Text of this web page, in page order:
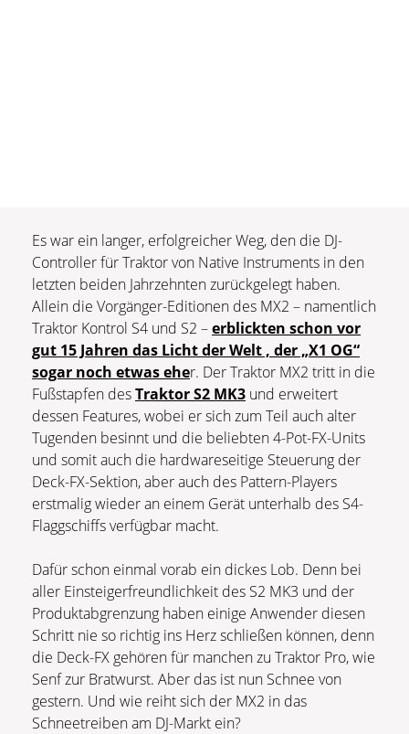
Es war ein langer, erfolgreicher Weg, den die DJ-
Controller für Traktor von Native Instruments in den
letzten beiden Jahrzehnten zurückgelegt haben.
Allein die Vorgänger-Editionen des MX2 – namentlich
Traktor Kontrol S4 und S2 –erblickten schon vor
gut 15 Jahren das Licht der Welt , der „X1 OG“
sogar noch etwas eher. Der Traktor MX2 tritt in die
Fußstapfen desTraktor S2 MK3 und erweitert
dessen Features, wobei er sich zum Teil auch alter
Tugenden besinnt und die beliebten 4-Pot-FX-Units
und somit auch die hardwareseitige Steuerung der
Deck-FX-Sektion, aber auch des Pattern-Players
erstmalig wieder an einem Gerät unterhalb des S4-
Flaggschiffs verfügbar macht.
Dafür schon einmal vorab ein dickes Lob. Denn bei
aller Einsteigerfreundlichkeit des S2 MK3 und der
Produktabgrenzung haben einige Anwender diesen
Schritt nie so richtig ins Herz schließen können, denn
die Deck-FX gehören für manchen zu Traktor Pro, wie
Senf zur Bratwurst. Aber das ist nun Schnee von
gestern. Und wie reiht sich der MX2 in das
Schneetreiben am DJ-Markt ein?